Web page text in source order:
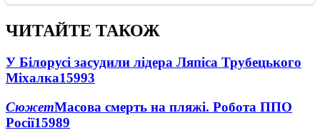
ЧИТАЙТЕ ТАКОЖ
У Білорусі засудили лідера Ляпіса Трубецького
Міхалка15993
СюжетМасова смерть на пляжі. Робота ППО
Росії15989